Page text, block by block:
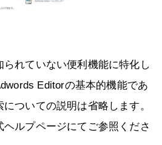
れていない便利機能に特化し
Editorの基本的機能であ
ついての説明は省略します。
ルプページにてご参照くださ